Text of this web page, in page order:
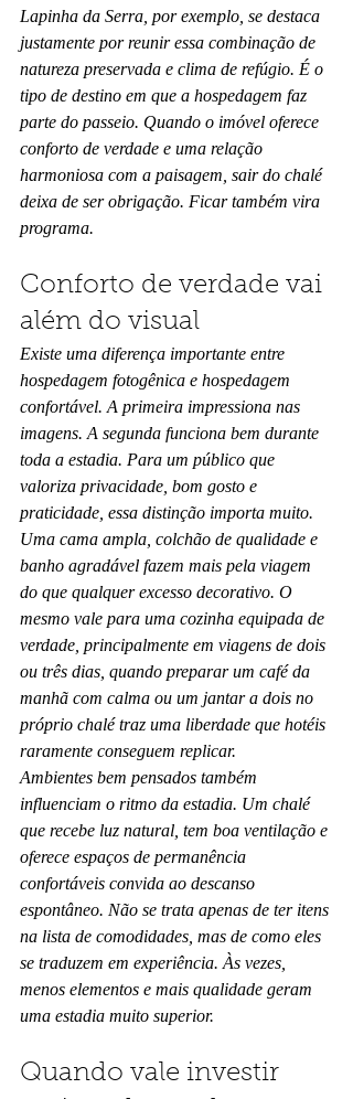
Lapinha da Serra, por exemplo, se destaca
justamente por reunir essa combinação de
natureza preservada e clima de refúgio. É o
tipo de destino em que a hospedagem faz
parte do passeio. Quando o imóvel oferece
conforto de verdade e uma relação
harmoniosa com a paisagem, sair do chalé
deixa de ser obrigação. Ficar também vira
programa.
Conforto de verdade vai
além do visual
Existe uma diferença importante entre
hospedagem fotogênica e hospedagem
confortável. A primeira impressiona nas
imagens. A segunda funciona bem durante
toda a estadia. Para um público que
valoriza privacidade, bom gosto e
praticidade, essa distinção importa muito.
Uma cama ampla, colchão de qualidade e
banho agradável fazem mais pela viagem
do que qualquer excesso decorativo. O
mesmo vale para uma cozinha equipada de
verdade, principalmente em viagens de dois
ou três dias, quando preparar um café da
manhã com calma ou um jantar a dois no
próprio chalé traz uma liberdade que hotéis
raramente conseguem replicar.
Ambientes bem pensados também
influenciam o ritmo da estadia. Um chalé
que recebe luz natural, tem boa ventilação e
oferece espaços de permanência
confortáveis convida ao descanso
espontâneo. Não se trata apenas de ter itens
na lista de comodidades, mas de como eles
se traduzem em experiência. Às vezes,
menos elementos e mais qualidade geram
uma estadia muito superior.
Quando vale investir